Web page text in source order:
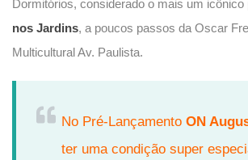
Dormitórios, considerado o mais um icônico
nos Jardins, a poucos passos da Oscar
Multicultural Av. Paulista.
No Pré-Lançamento ON
ter uma condição super